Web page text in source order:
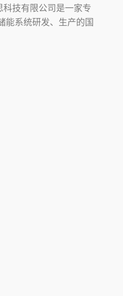
科技有限公司是一家专
能系统研发、生产的国